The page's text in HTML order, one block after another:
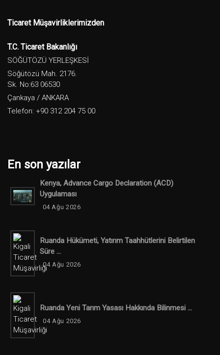
Ticaret Müşavirliklerimizden
T.C. Ticaret Bakanlığı
SÖĞÜTÖZÜ YERLEŞKESİ
Söğütözü Mah. 2176.
Sk. No:63 06530
Çankaya / ANKARA
Telefon: +90 312 204 75 00
En son yazılar
Kenya, Advance Cargo Declaration (ACD)
Uygulaması
04 Ağu 2026
Ruanda Hükümeti, Yatırım Taahhütlerini Belirtilen
Süre ...
04 Ağu 2026
Ruanda Yeni Tarım Yasası Hakkında Bilinmesi ...
04 Ağu 2026